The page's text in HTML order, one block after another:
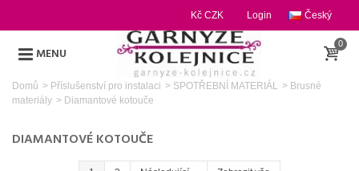
Český
Login
Kč CZK
MENU
0
Domů > Příslušenství pro instalaci > SPOTŘEBNÍ MATERIÁL > Brusné
materiály > Diamantové kotouče
DIAMANTOVÉ KOTOUČE